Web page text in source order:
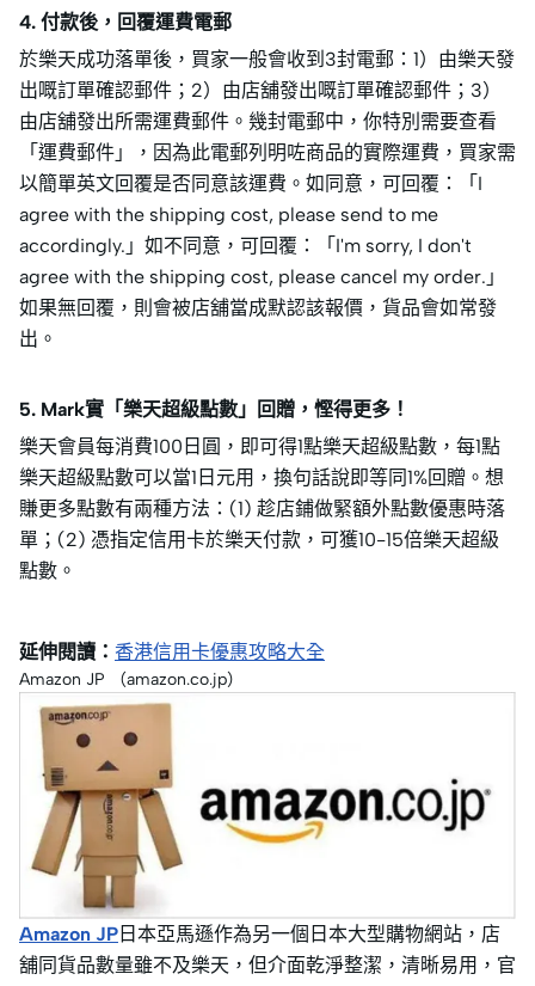
4. 付款後，回覆運費電郵
於樂天成功落單後，買家一般會收到3封電郵：1）由樂天發
出嘅訂單確認郵件；2）由店舖發出嘅訂單確認郵件；3）
由店舖發出所需運費郵件。幾封電郵中，你特別需要查看
「運費郵件」，因為此電郵列明咗商品的實際運費，買家需
以簡單英文回覆是否同意該運費。如同意，可回覆：「I
agree with the shipping cost, please send to me
accordingly.」如不同意，可回覆：「I'm sorry, I don't
agree with the shipping cost, please cancel my order.」
如果無回覆，則會被店舖當成默認該報價，貨品會如常發
出。
5. Mark實「樂天超級點數」回贈，慳得更多！
樂天會員每消費100日圓，即可得1點樂天超級點數，每1點
樂天超級點數可以當1日元用，換句話說即等同1%回贈。想
賺更多點數有兩種方法：(1) 趁店鋪做緊額外點數優惠時落
單；(2) 憑指定信用卡於樂天付款，可獲10-15倍樂天超級
點數。
延伸閱讀： 香港信用卡優惠攻略大全
Amazon JP （amazon.co.jp）
Amazon JP 日本亞馬遜作為另一個日本大型購物網站，店
舖同貨品數量雖不及樂天，但介面乾淨整潔，清晰易用，官